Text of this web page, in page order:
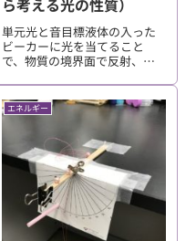
ら考える光の性質）
単元光と音目標液体の入った
ビーカーに光を当てること
で、物質の境界面で反射、屈
則性を見いだして理解するこ
とできる。また、液体の入っ
たビーカーを凸レンズとし
て、実像や虚像ができる条件
を調べることができ、像の位
置や大きさ...
エネルギー